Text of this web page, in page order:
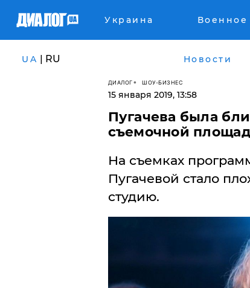
Украина Военное
UA | RU Новости
ДИАЛОГ ШОУ-БИЗНЕС
15 января 2019, 13:58
Пугачева была
съемочной
На съемках
Пугачевой стало
студию.